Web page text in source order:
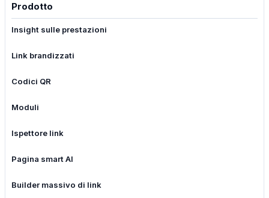
Prodotto
Insight sulle prestazioni
Link brandizzati
Codici QR
Moduli
Ispettore link
Pagina smart AI
Builder massivo di link